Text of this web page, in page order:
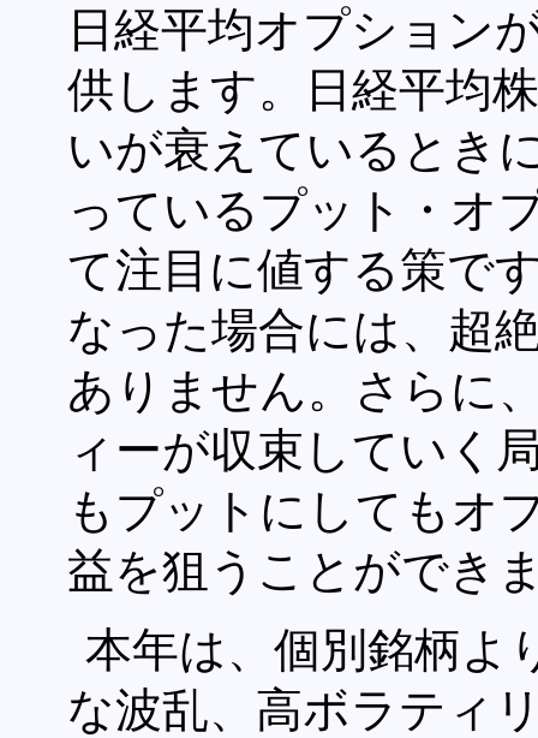
日経平均オプション
供します。日経平均
いが衰えているとき
っているプット・オ
て注目に値する策で
なった場合には、超
ありません。さらに
ィーが収束していく
もプットにしてもオ
益を狙うことができ
本年は、個別銘柄よ
な波乱、高ボラティ